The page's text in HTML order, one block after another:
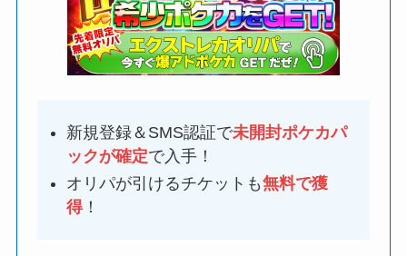
新規登録＆SMS認証で未開封ポケカパ
ックが確定で入手！
オリパが引けるチケットも無料で獲
得！